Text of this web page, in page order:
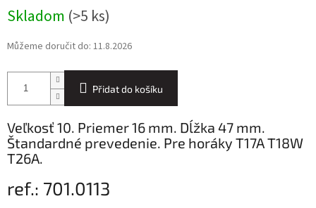
cena:
Skladom (>5 ks)
Můžeme doručit do: 11.8.2026
Přidat do košíku
Veľkosť 10. Priemer 16 mm. Dĺžka 47 mm.
Štandardné prevedenie. Pre horáky T17A T18W
T26A.
ref.: 701.0113